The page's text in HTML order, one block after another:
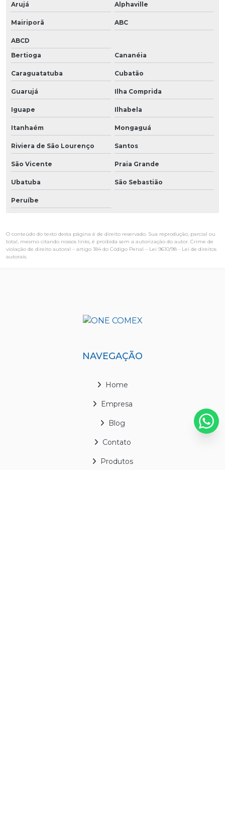
Arujá Alphaville
Mairiporã ABC
ABCD
Bertioga
Cananéia
Caraguatatuba Cubatão
Guarujá Ilha Comprida
Iguape Ilhabela
Itanhaém Mongaguá
Riviera de São Lourenço Santos
São Vicente Praia Grande
Ubatuba São Sebastião
Peruíbe
O conteúdo do texto desta página é de direito reservado. Sua reprodução, parcial ou
total, mesmo citando nossos links, é proibida sem a autorização do autor. Crime de
violação de direito autoral – artigo 184 do Código Penal – Lei 9610/98 - Lei de direitos
autorais.
NAVEGAÇÃO
Home
Empresa
Blog
Contato
Produtos